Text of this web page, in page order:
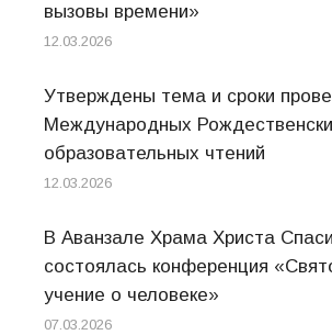
вызовы времени»
12.03.2026
Утверждены тема и сроки
Международных
образовательных чтений
12.03.2026
В Аванзале Храма Христа
состоялась конференция
учение о человеке»
07.03.2026